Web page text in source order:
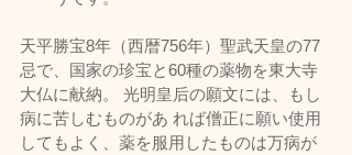
天平勝宝8年（西暦756年）聖武天皇の77
忌で、国家の珍宝と60種の薬物を東大寺
大仏に献納。 光明皇后の願文には、もし
病に苦しむものがあ れば僧正に願い使用
してもよく、薬を服用したものは万病が